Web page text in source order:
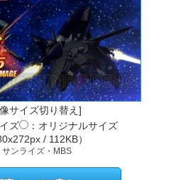
サイズ切り替え]
ズ
：オリジナルサイズ
/ 112KB）
ンライズ・MBS